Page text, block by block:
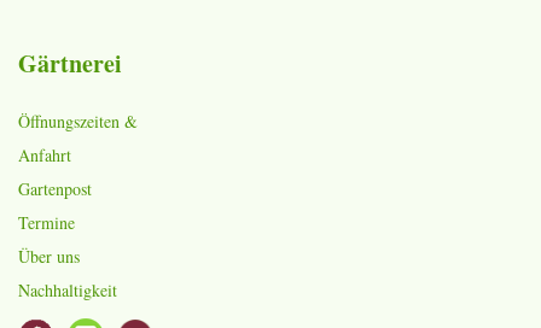
Gärtnerei
Öffnungszeiten &
Anfahrt
Gartenpost
Termine
Über uns
Nachhaltigkeit